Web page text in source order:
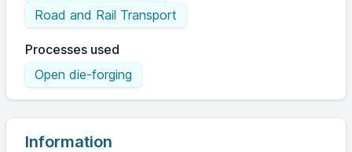
Road and Rail Transport
Processes used
Open die-forging
Information